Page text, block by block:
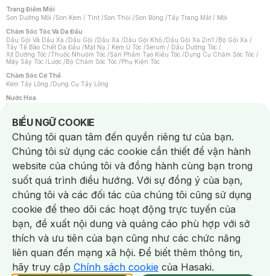
NowFree 2H Giao Nhanh Miễn Phí 2H Xem chi tiết
Trang Điểm Môi
Son Dưỡng Môi /Son Kem / Tint /Son Thỏi /Son Bóng /Tẩy Trang Mắt / Môi
Chăm Sóc Tóc Và Da Đầu
Dầu Gội Và Dầu Xả /Dầu Gội /Dầu Xả /Dầu Gội Khô /Dầu Gội Xả 2in1 /Bộ Gội Xả /
Tẩy Tế Bào Chết Da Đầu /Mặt Nạ / Kem Ủ Tóc /Serum / Dầu Dưỡng Tóc /
Xịt Dưỡng Tóc /Thuốc Nhuộm Tóc /Sản Phẩm Tạo Kiểu Tóc /Dụng Cụ Chăm Sóc Tóc /
Máy Sấy Tóc /Lược /Bộ Chăm Sóc Tóc /Phụ Kiện Tóc
Chăm Sóc Cơ Thể
Kem Tẩy Lông /Dụng Cụ Tẩy Lông
Nước Hoa
Nước Hoa Nữ
Chăm Sóc Cá Nhân
Chống Muỗi /Khẩu Trang /Máy Massage/Mặt Nạ Xông Hơi /Nước Rửa Tay/
Sản Phẩm Chăm Sóc Khác /Bàn Chải Đánh Răng /Bàn Chải Điện/
Hỗ Trợ Trắng Răng/Kem Đánh Răng /Máy Tăm Nước/ Nước Súc Miệng/
Tăm / Chỉ Nha Khoa/ Xịt Thơm Miệng / Dung Dịch Vệ Sinh/Dưỡng Vùng Kín/
Khăn Ướt Vệ Sinh Vùng Kín/Băng Vệ Sinh/Tampon/Bọt Cạo Râu /Dao Cạo Râu/
Máy Cạo Râu
Vấn Đề Về Da
Da Dầu / Lỗ Chân Lông To/ Da Khô / Mất Nước/ Da Lão Hóa/ Da Mụn/
Da Nhạy Cảm / Kích Ứng
Da Xỉn Màu Thâm / Nám / Tàn Nhang
Quầng Thâm & Bọng Mắt /Sẹo /Viêm Da Cơ Địa
Dụng Cụ / Phụ Kiện Chăm Sóc Da
Bông Tẩy Trang
Khăn Lau Mặt Khô Dụng Cụ / Máy Rửa Mặt Máy Chăm Sóc Da
Dụng Cụ Chăm Sóc Khác
BIỂU NGỮ COOKIE
Notice about cookies usage
Chúng tôi quan tâm đến quyền riêng tư của bạn.
Chúng tôi sử dụng các cookie cần thiết để vận hành
website của chúng tôi và đồng hành cùng bạn trong
suốt quá trình điều hướng. Với sự đồng ý của bạn,
chúng tôi và các đối tác của chúng tôi cũng sử dụng
cookie để theo dõi các hoạt động trực tuyến của
bạn, đề xuất nội dung và quảng cáo phù hợp với sở
thích và ưu tiên của bạn cũng như các chức năng
liên quan đến mạng xã hội. Để biết thêm thông tin,
hãy truy cập Chính sách cookie của Hasaki.